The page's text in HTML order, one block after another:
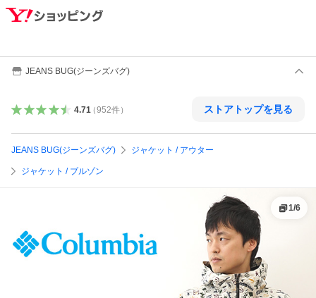
JEANS BUG(ジーンズバグ)
4.71（952件） ストアトップを見る
JEANS BUG(ジーンズバグ) ジャケット / アウター
ジャケット / ブルゾン
1/6